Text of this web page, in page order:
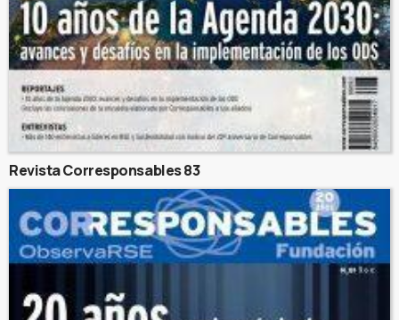
Revista Corresponsables 83